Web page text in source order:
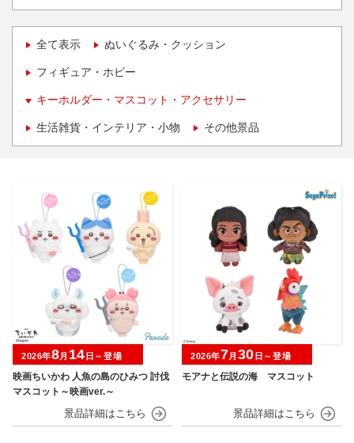
全て表示 ぬいぐるみ・クッション
フィギュア・ホビー
キーホルダー・マスコット・アクセサリー
生活雑貨・インテリア・小物 その他景品
映画ちいかわ 人魚の島のひみつ 討伐
マスコット～映画ver.～
2026年8月 14 日～登場
モアナと伝説の海 マスコット
2026年7月 30 日～登場